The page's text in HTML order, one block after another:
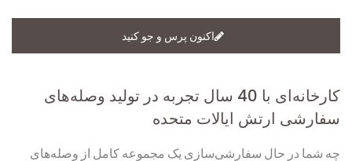
اکنون پرس و جو کنید
کارخانه‌ای با 40 سال تجربه در تولید وصله‌های
سفارشی ارتش ایالات متحده
چه شما در حال سفارشی‌سازی یک مجموعه کامل از وصله‌های